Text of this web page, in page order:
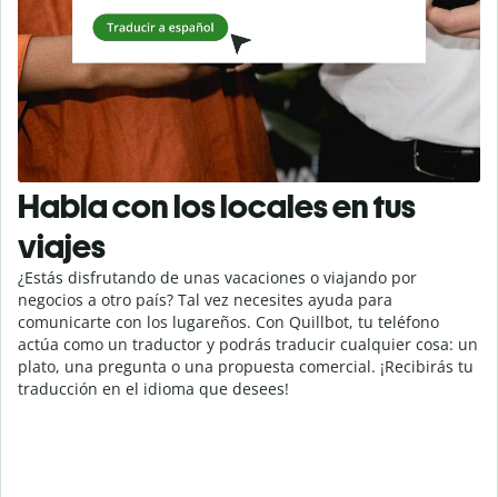
Habla con los locales en tus
viajes
¿Estás disfrutando de unas vacaciones o viajando por
negocios a otro país? Tal vez necesites ayuda para
comunicarte con los lugareños. Con Quillbot, tu teléfono
actúa como un traductor y podrás traducir cualquier cosa: un
plato, una pregunta o una propuesta comercial. ¡Recibirás tu
traducción en el idioma que desees!